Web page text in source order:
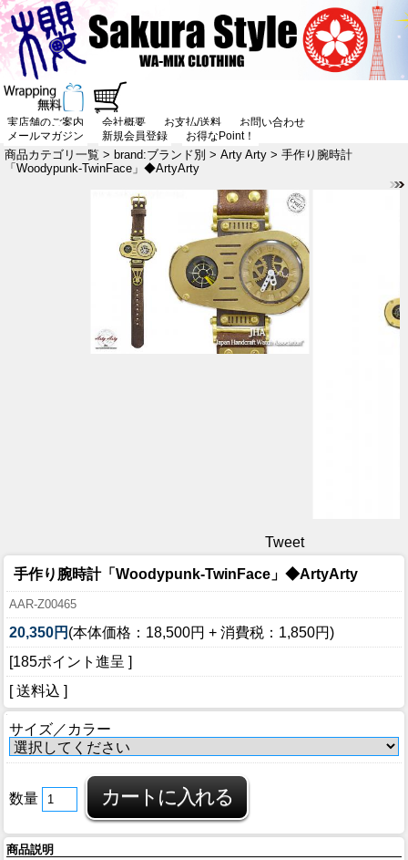
実店舗のご案内 会社概要 お支払/送料
お問い合わせ
メールマガジン
新規会員登録 お得なPoint！
商品カテゴリ一覧 > brand:ブランド別 > Arty Arty > 手作り腕時計
「Woodypunk-TwinFace」◆ArtyArty
Tweet
手作り腕時計「Woodypunk-TwinFace」◆ArtyArty
AAR-Z00465
20,350円 (本体価格：18,500円 + 消費税：1,850円)
[185ポイント進呈 ]
[ 送料込 ]
サイズ／カラー
数量
商品説明